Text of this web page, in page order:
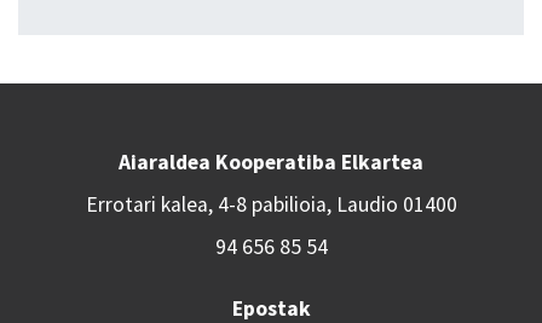
Aiaraldea Kooperatiba Elkartea
Errotari kalea, 4-8 pabilioia, Laudio 01400
94 656 85 54
Epostak